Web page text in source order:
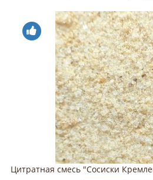
Цитратная смесь "Сосиски